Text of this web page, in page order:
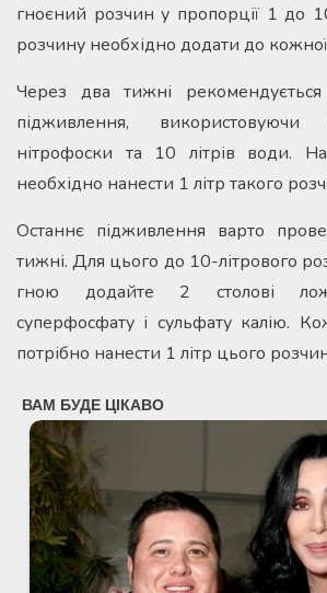
гноєний розчин у пропорції 1 до
розчину необхідно додати до
Через два тижні
підживлення,
нітрофоски та 10 літрів води.
необхідно нанести 1 літр такого
Останнє підживлення варто
тижні. Для цього до 10-літрового
гною додайте 2 столові
суперфосфату і сульфату калію.
потрібно нанести 1 літр цього